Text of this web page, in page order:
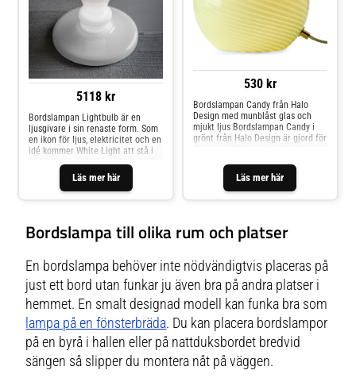
5118 kr
Läs mer här
Bordslampan Lightbulb är en
ljusgivare i sin renaste form. Som
en ikon för ljus, elektricitet och en
idé kommer White Light att stå i
uttryck och bra ljus. Lampan är
designad av den begåvade
designern James Wines och finns i
glödlampan som lyser och sockeln
som förblir avstängd - men den
du slår på Lightbulb Black förblir
glödlampan avstängd och det är
sockeln som avger ljus i stället..
530 kr
Läs mer här
Bordslampan Candy från Halo
Design med munblåst glas och
mjukt ljus Bordslampan Candy i
grönt från Halo Design är gjord för
sprider ett mjukt, varmt sken som
ger lugn och atmosfär till rummet.
På nattduksbordet, fönsterbrädan
element - och glasets speciella
vridna struktur ger liv och rörelse
du ett stycke glasarbete som gör
skillnad i vardagen. Munblåst
glasskärm i grönt: Varje lampa är
unik med handgjord struktur och
detaljer Behagligt och mjukt ljus:
Den opaliserade glaskupan sprider
ett lugnt sken i rummet Kompakt
och dekorativ: Perfekt för små
utrymmen som nattduksbord,
hyllor eller skrivbord E14-sockel:
Ger dig möjlighet att välja typ av
Bordslampa till olika rum och platser
En bordslampa behöver inte nödvändigtvis placeras på
just ett bord utan funkar ju även bra på andra platser i
hemmet. En smalt designad modell kan funka bra som
lampa på en fönsterbräda. Du kan placera bordslampor
på en byrå i hallen eller på nattduksbordet bredvid
sängen så slipper du montera nåt på väggen.